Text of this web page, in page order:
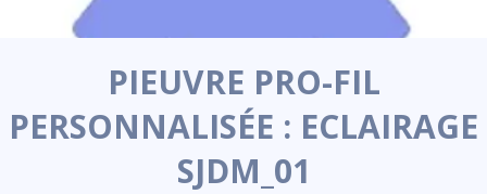
PIEUVRE PRO-FIL
PERSONNALISÉE : ECLAIRAGE
SJDM_01